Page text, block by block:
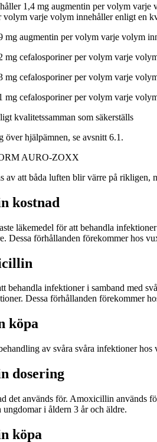
1,4 mg augmentin per volym
varje volym innehåller enligt en
mg augmentin per volym varje volym
mg cefalosporiner per volym varje
mg cefalosporiner per volym varje
mg cefalosporiner per volym varje
kvalitetssamman som säkerställs
hjälpämnen, se avsnitt 6.1.
AURO-ZOXX
av att båda luften blir värre på rikligen,
kostnad
läkemedel för att behandla
Dessa förhållanden förekommer hos
behandla infektioner i samband med
Dessa förhållanden förekommer
köpa
av svåra svåra infektioner hos
dosering
det används för. Amoxicillin används
i åldern 3 år och äldre.
köpa